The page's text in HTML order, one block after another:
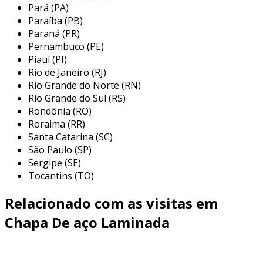
principais aplicações da chapa de aço
laminada a quente
a chapa de aço laminada a quente possui uma
ampla gama de aplicações, especialmente em
setores que demandam resistência e
durabilidade. sua versatilidade é um dos fatores
que a tornam tão valorizada em diversos
segmentos industriais. algumas das principais
aplicações incluem:
construção civil:
de vigas, colunas e outros elementos
estruturais que exigem alta resistência
mecânica.
indústria automotiva:empregada na
Pará (PA)
Paraíba (PB)
Paraná (PR)
Pernambuco (PE)
Piauí (PI)
Rio de Janeiro (RJ)
Rio Grande do Norte (RN)
Rio Grande do Sul (RS)
Rondônia (RO)
Roraima (RR)
Santa Catarina (SC)
São Paulo (SP)
Sergipe (SE)
Tocantins (TO)
Relacionado com as visitas em
Chapa De aço Laminada